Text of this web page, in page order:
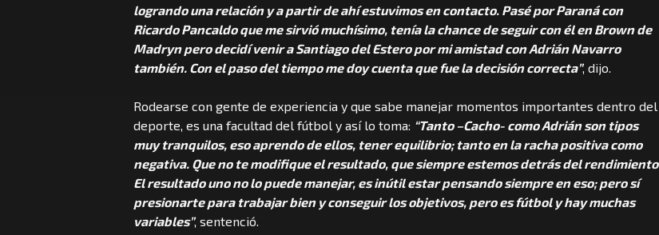
logrando una relación y a partir de ahí estuvimos en contacto. Pasé por Paraná con
Ricardo Pancaldo que me sirvió muchísimo, tenía la chance de seguir con él en Brown de
Madryn pero decidí venir a Santiago del Estero por mi amistad con Adrián Navarro
también. Con el paso del tiempo me doy cuenta que fue la decisión correcta”, dijo.
Rodearse con gente de experiencia y que sabe manejar momentos importantes dentro del
deporte, es una facultad del fútbol y así lo toma: “Tanto –Cacho- como Adrián son tipos
muy tranquilos, eso aprendo de ellos, tener equilibrio; tanto en la racha positiva como
negativa. Que no te modifique el resultado, que siempre estemos detrás del
El resultado uno no lo puede manejar, es inútil estar pensando siempre en eso; pero sí
presionarte para trabajar bien y conseguir los objetivos, pero es fútbol y hay muchas
variables”, sentenció.